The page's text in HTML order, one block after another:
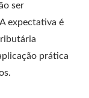
ser
expectativa é
prática